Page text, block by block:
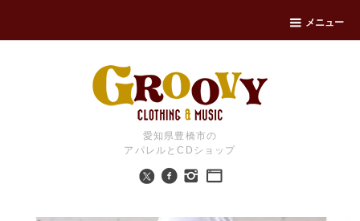
メニュー
愛知県豊橋市の
アパレルとCDショップ